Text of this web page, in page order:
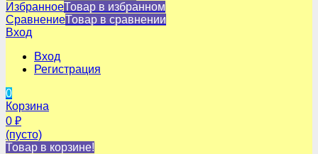
ИзбранноеТовар в избранном
СравнениеТовар в сравнении
Вход
Вход
Регистрация
0
Корзина
0 ₽
(пусто)
Товар в корзине!